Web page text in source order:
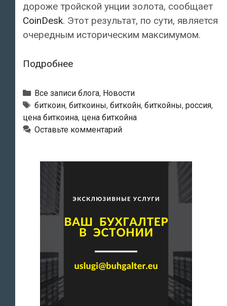
дороже тройской унции золота, сообщает
CoinDesk. Этот результат, по сути, является
очередным историческим максимумом.
ПодробнееС
дня
биткоин
стал
стоить
тройской
Рубрики
Все записи блога, Новости
Тэги
биткоин, биткоины, биткойн, биткойны, россия,
цена биткоина, цена биткойна
Оставьте комментарий